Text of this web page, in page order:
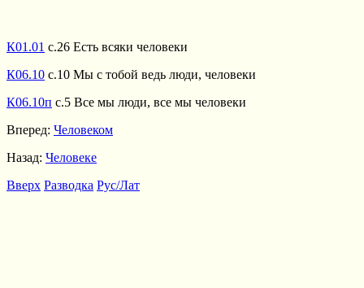
К01.01 с.26 Есть всяки человеки
К06.10 с.10 Мы с тобой ведь люди, человеки
К06.10п с.5 Все мы люди, все мы человеки
Вперед: Человеком
Назад: Человеке
Вверх Разводка Рус/Лат